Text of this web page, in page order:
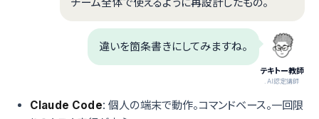
テキトー教師
.AI認定講師
違いを箇条書きにしてみますね。
Claude Code: 個人の端末で動作。コマンドベース。一回限